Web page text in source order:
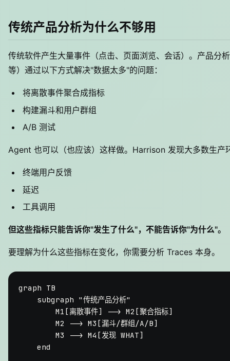
传统产品分析为什么不够用
传统软件产生大量事件（点击、页面浏览、会话）。产品分
等）通过以下方式解决"数据太多"的问题：
将离散事件聚合成指标
构建漏斗和用户群组
A/B 测试
Agent 也可以（也应该）这样做。Harrison 发现大多数生产
终端用户反馈
延迟
工具调用
但这些指标只能告诉你"发生了什么"，不能告诉你"为什么"。
要理解为什么这些指标在变化，你需要分析 Traces 本身。
graph TB
    subgraph "传统产品分析"
        M1[离散事件] --> M2[聚合指标]
        M2 --> M3[漏斗/群组/A/B]
        M3 --> M4[发现 WHAT]
    end